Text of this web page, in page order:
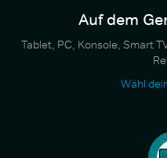
Auf dem
Tablet, PC, Konsole, Smart
Wähl